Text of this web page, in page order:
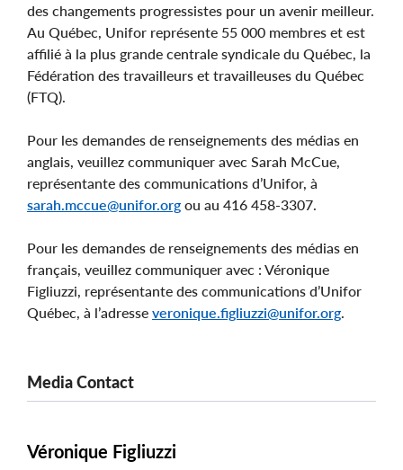
des changements progressistes pour un avenir meilleur.
Au Québec, Unifor représente 55 000 membres et est
affilié à la plus grande centrale syndicale du Québec, la
Fédération des travailleurs et travailleuses du Québec
(FTQ).
Pour les demandes de renseignements des médias en
anglais, veuillez communiquer avec Sarah McCue,
représentante des communications d’Unifor, à
sarah.mccue@unifor.org ou au 416 458-3307.
Pour les demandes de renseignements des médias en
français, veuillez communiquer avec : Véronique
Figliuzzi, représentante des communications d’Unifor
Québec, à l’adresse veronique.figliuzzi@unifor.org
Media Contact
Véronique Figliuzzi